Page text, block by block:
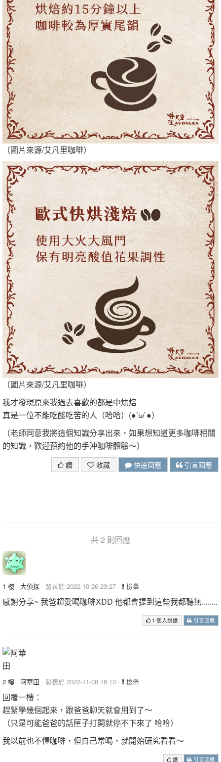
（圖片來源/艾凡里咖啡）
（圖片來源/艾凡里咖啡）
我才發現原來我過去喜歡的都是中烘焙
真是一位不能吃酸吃苦的人（哈哈）(●’ω`●）
（老師同意我將這個知識分享出來，如果想知道更多咖啡相關
的知識，歡迎預約他的手沖咖啡體驗～）
讚 收藏 快速回應 引言回應
共 2 則回應
1 樓 · 大偵探 · 發表於 2022-10-26 23:27 · 檢舉
感謝分享~ 我爸超愛喝咖啡XDD 他都會提到這些我都聽無........
1 個人說讚 引言回應
2 樓 · 阿華田 · 發表於 2022-11-08 16:10 · 檢舉
回覆一樓：
趕緊學幾個起來，跟爸爸聊天就會用到了～
（只是可能爸爸的話匣子打開就停不下來了 哈哈）
我以前也不懂咖啡，但自己常喝，就開始研究看看～
讚 引言回應